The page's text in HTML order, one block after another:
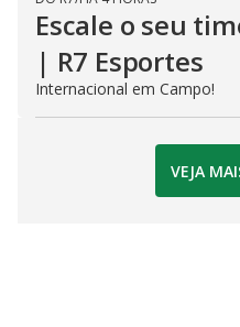
Escale o seu
| R7 Esportes
Internacional em Campo!
VEJA